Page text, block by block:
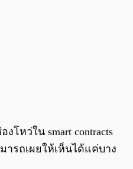
โหว่ใน smart contracts
รถเผยให้เห็นได้แค่บาง